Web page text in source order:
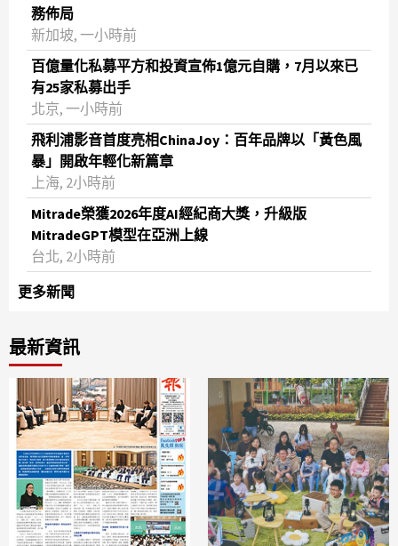
務佈局
新加坡, 一小時前
百億量化私募平方和投資宣佈1億元自購，7月以來已
有25家私募出手
北京, 一小時前
飛利浦影音首度亮相ChinaJoy：百年品牌以「黃色風
暴」開啟年輕化新篇章
上海, 2小時前
Mitrade榮獲2026年度AI經紀商大獎，升級版
MitradeGPT模型在亞洲上線
台北, 2小時前
更多新聞
最新資訊